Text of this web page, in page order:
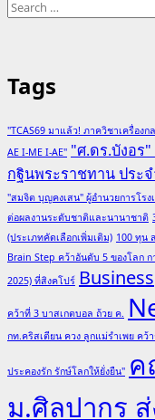
Search
Tags
"TCAS69 มาแล้ว! ภาควิชาเครื่อง
AE I-ME I-AE" "ศ.ดร.บังอร
กฐินพระราชทาน ประ
"สมจิต บุญคงเสน" ผู้อำนวยการโร
ต่อผลงานระดับชาติและนานาชาติ
(ประเภทคัดเลือกเพิ่มเติม) 100 ทุน
Brain Step คว้าอันดับ 5 ของโลก
2025) ที่สิงคโปร์ Business
คว้าที่ 3 บาสเกตบอล ถ้วย ค.
กท.คริสเตียน ควง ลูกแม่รำเพย ค
ประคองรัก รักษ์โลกให้ยั่งยืน" ค
ม.ศิลปากร